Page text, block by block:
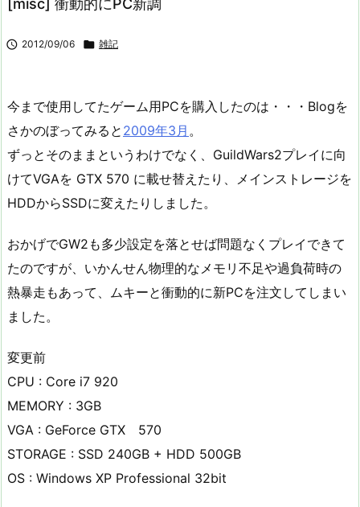
[misc] 衝動的にPC新調
 2012/09/06  雑記
今まで使用してたゲーム用PCを購入したのは・・・Blogを
さかのぼってみると 2009年3月 。
ずっとそのままというわけでなく、GuildWars2プレイに向
けてVGAを GTX 570 に載せ替えたり、メインストレージを
HDDからSSDに変えたりしました。
おかげでGW2も多少設定を落とせば問題なくプレイできて
たのですが、いかんせん物理的なメモリ不足や過負荷時の
熱暴走もあって、ムキーと衝動的に新PCを注文してしまい
ました。
変更前
CPU : Core i7 920
MEMORY : 3GB
VGA : GeForce GTX 570
STORAGE : SSD 240GB + HDD 500GB
OS : Windows XP Professional 32bit